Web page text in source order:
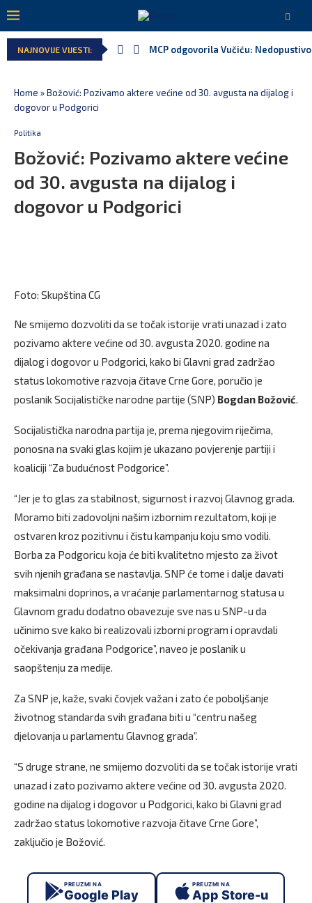
NAJNOVIJE VIJESTI: MCP odgovorila Vučiću:
Home »Božović: Pozivamo aktere većine od 30. avgusta na dijalog i
dogovor u Podgorici
Politika
Božović: Pozivamo aktere većine
od 30. avgusta na dijalog i
dogovor u Podgorici
Foto: Skupština CG
Ne smijemo dozvoliti da se točak istorije vrati unazad i zato
pozivamo aktere većine od 30. avgusta 2020. godine na
dijalog i dogovor u Podgorici, kako bi Glavni grad zadržao
status lokomotive razvoja čitave Crne Gore, poručio je
poslanik Socijalističke narodne partije (SNP) Bogdan Božović.
Socijalistička narodna partija je, prema njegovim riječima,
ponosna na svaki glas kojim je ukazano povjerenje partiji i
koaliciji “Za budućnost Podgorice”.
“Jer je to glas za stabilnost, sigurnost i razvoj Glavnog grada.
Moramo biti zadovoljni našim izbornim rezultatom, koji je
ostvaren kroz pozitivnu i čistu kampanju koju smo vodili.
Borba za Podgoricu koja će biti kvalitetno mjesto za život
svih njenih građana se nastavlja. SNP će tome i dalje davati
maksimalni doprinos, a vraćanje parlamentarnog statusa u
Glavnom gradu dodatno obavezuje sve nas u SNP-u da
učinimo sve kako bi realizovali izborni program i opravdali
očekivanja građana Podgorice”, naveo je poslanik u
saopštenju za medije.
Za SNP je, kaže, svaki čovjek važan i zato će poboljšanje
životnog standarda svih građana biti u “centru našeg
djelovanja u parlamentu Glavnog grada”.
“S druge strane, ne smijemo dozvoliti da se točak istorije vrati
unazad i zato pozivamo aktere većine od 30. avgusta 2020.
godine na dijalog i dogovor u Podgorici, kako bi Glavni grad
zadržao status lokomotive razvoja čitave Crne Gore”,
zaključio je Božović.
PREUZMI NA
Google Play
PREUZMI NA
App Store-u